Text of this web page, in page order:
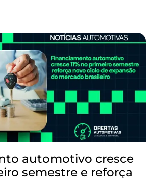
automotivo cresce
semestre e reforça